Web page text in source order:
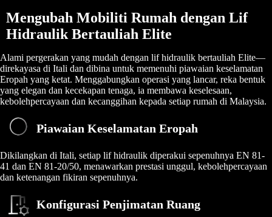
Mengubah Mobiliti Rumah dengan Lif
Hidraulik Bertauliah Elite
Alami pergerakan yang mudah dengan lif hidraulik bertauliah Elite—
direkayasa di Itali dan dibina untuk memenuhi piawaian keselamatan
Eropah yang ketat. Menggabungkan operasi yang lancar, reka bentuk
yang elegan dan kecekapan tenaga, ia membawa keselesaan,
kebolehpercayaan dan kecanggihan kepada setiap rumah di Malaysia.
Piawaian Keselamatan Eropah
Dikilangkan di Itali, setiap lif hidraulik diperakui sepenuhnya EN 81-
41 dan EN 81-20/50, menawarkan prestasi unggul, kebolehpercayaan
dan ketenangan fikiran sepenuhnya.
Konfigurasi Penjimatan Ruang